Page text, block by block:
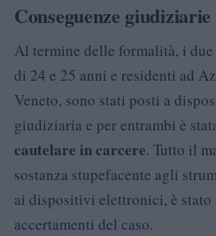
Conseguenze
Al termine delle formalità, i
di 24 e 25 anni e residenti ad
Veneto, sono stati posti a
giudiziaria e per entrambi è
cautelare in carcere. Tutto il
sostanza stupefacente agli
ai dispositivi elettronici, è stato
accertamenti del caso.